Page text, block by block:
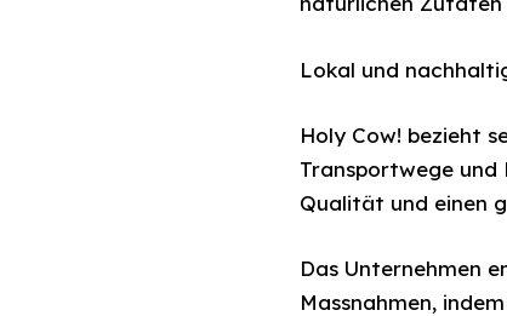
Lokal und
Holy Cow! bezieht
Transportwege und
Qualität und einen
Das Unternehmen
Massnahmen,